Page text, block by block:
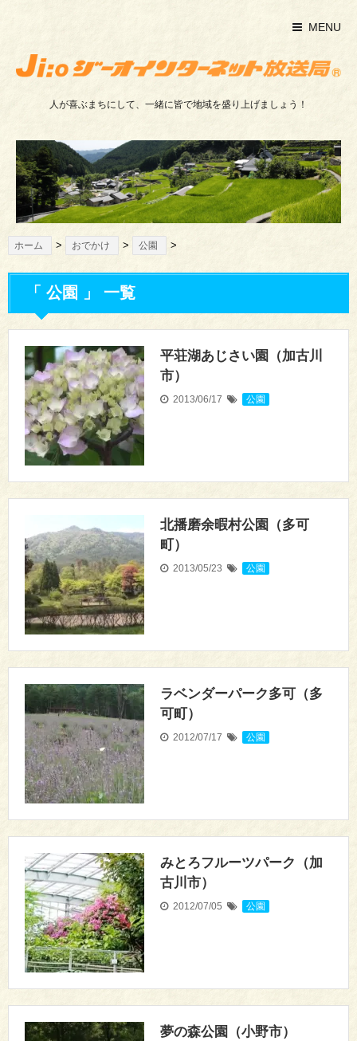
MENU
人が喜ぶまちにして、一緒に皆で地域を盛り上げましょう！
ホーム > おでかけ > 公園 >
「 公園 」 一覧
平荘湖あじさい園（加古川
市）
2013/06/17 公園
北播磨余暇村公園（多可
町）
2013/05/23 公園
ラベンダーパーク多可（多
可町）
2012/07/17 公園
みとろフルーツパーク（加
古川市）
2012/07/05 公園
夢の森公園（小野市）